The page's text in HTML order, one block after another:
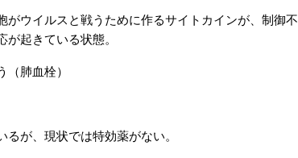
ウイルスと戦うために作るサイトカインが、制御不
起きている状態。
肺血栓）
が、現状では特効薬がない。